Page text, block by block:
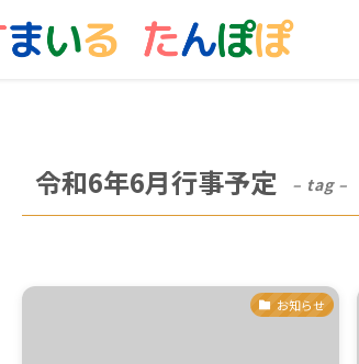
令和6年6月行事予定 – tag –
お知らせ